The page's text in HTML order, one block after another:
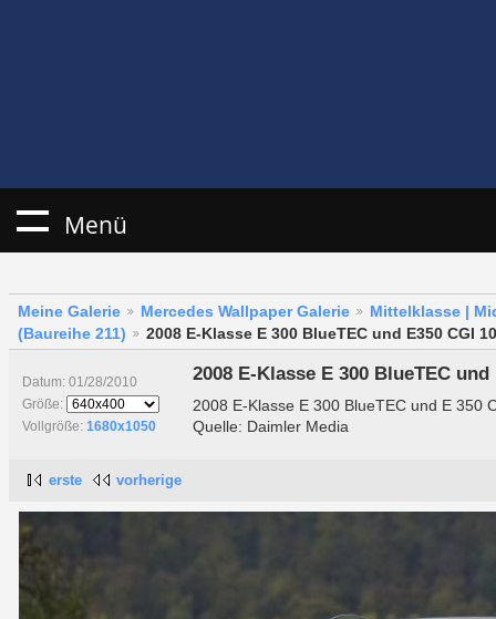
Menü
Meine Galerie Mercedes Wallpaper Galerie
Mittelklasse |
(Baureihe 211)
2008 E-Klasse E 300 BlueTEC und E350 CGI 10
Datum: 01/28/2010
Größe:
Vollgröße: 1680x1050
2008 E-Klasse E 300 BlueTEC und
2008 E-Klasse E 300 BlueTEC und E 350
Quelle: Daimler Media
erste vorherige